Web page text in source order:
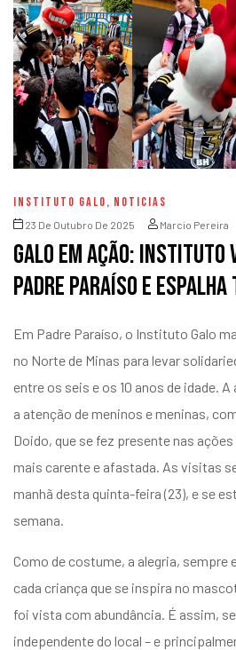
INSTITUTO GALO, NOTICIAS
23 De Outubro De 2025 Marcio Pereira
Galo em ação: Instituto
Padre Paraíso e
Em Padre Paraíso, o Instituto Galo
no Norte de Minas para levar
entre os seis e os 10 anos de idade.
a atenção de meninos e meninas,
Doido, que se fez presente nas
mais carente e afastada. As visitas
manhã desta quinta-feira (23), e se
semana.
Como de costume, a alegria, sempre
cada criança que se inspira no
foi vista com abundância. É assim,
independente do local – e